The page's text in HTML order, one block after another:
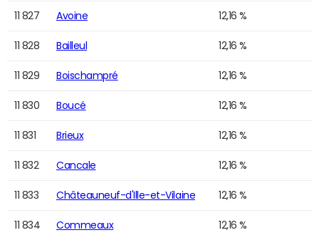
11 827 Avoine 12,16 %
11 828 Bailleul 12,16 %
11 829 Boischampré 12,16 %
11 830 Boucé 12,16 %
11 831 Brieux 12,16 %
11 832 Cancale 12,16 %
11 833 Châteauneuf-d'Ille-et-Vilaine 12,16 %
11 834 Commeaux 12,16 %